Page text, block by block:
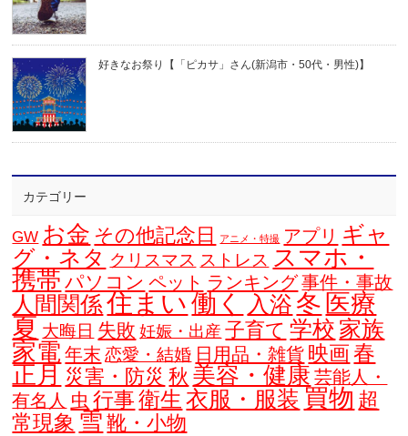
好きなお祭り【「ピカサ」さん(新潟市・50代・男性)】
カテゴリー
GW お金 その他記念日 アニメ・特撮 アプリ ギャ
グ・ネタ クリスマス ストレス スマホ・
携帯 パソコン ペット ランキング事件・事故
人間関係住まい 働く 入浴 冬 医療
夏 大晦日 失敗 妊娠・出産 子育て 学校 家族
家電 年末 恋愛・結婚 日用品・雑貨 映画 春
正月 災害・防災 秋 美容・健康 芸能人・
有名人 虫 行事 衛生 衣服・服装 買物 超
常現象 雪 靴・小物